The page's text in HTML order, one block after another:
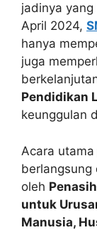
jadinya
April 2024,
hanya
juga
Pendidikan
keunggulan
Acara
berlangsung
oleh
untuk
Manusia,